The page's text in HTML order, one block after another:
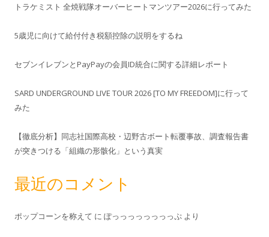
トラケミスト 全焼戦隊オーバーヒートマンツアー2026に行ってみた
5歳児に向けて給付付き税額控除の説明をするね
セブンイレブンとPayPayの会員ID統合に関する詳細レポート
SARD UNDERGROUND LIVE TOUR 2026 [TO MY FREEDOM]に行って
みた
【徹底分析】同志社国際高校・辺野古ボート転覆事故、調査報告書
が突きつける「組織の形骸化」という真実
最近のコメント
ポップコーンを称えて に ぽっっっっっっっっぷ より